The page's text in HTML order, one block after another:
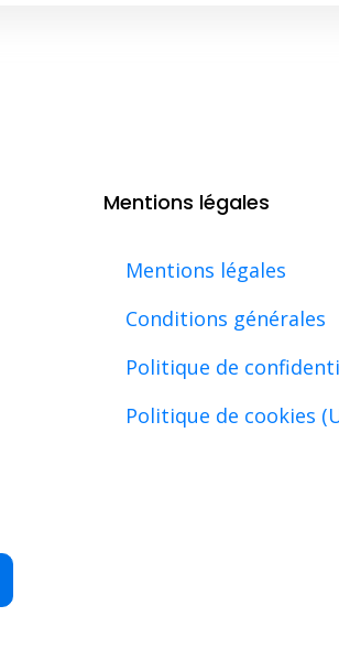
Mentions légales
Mentions légales
Conditions générales
Politique de
Politique de cookies